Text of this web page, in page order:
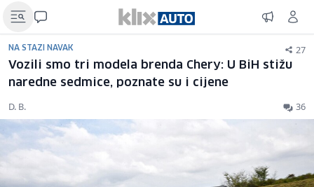
NA STAZI NAVAK 27
Vozili smo tri modela brenda Chery: U BiH stižu
naredne sedmice, poznate su i cijene
D. B. 36